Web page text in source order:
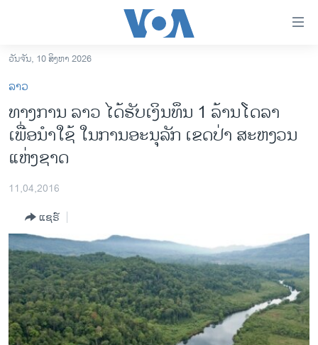
ເຂົ້າ
ຫາ
ຂ້າມ
ຂ້າມ
ໄປ
ຫາ
ຊອກ
ອາເມຣິກາ
ການເລືອກຕັ້ງ ປະທານາທີບໍດີ ສະຫະລັດ 2024
ອິດສະຫຼະພາບດ້ານການຂ່າວ
ຊີວິດຊາວລາວ
ຊຸມຊົນຊາວລາວ
ວິທະຍາສາດ-ເທັກໂນໂລຈີ
ວັນຈັນ, 10 ສິງຫາ 2026
ລາວ
ທາງການ ລາວ ໄດ້ຮັບເງິນທຶນ 1 ລ້ານໂດລາ
ເພື່ອນຳໃຊ້ ໃນການອະນຸລັກ ເຂດປ່າ ສະຫງວນ
ແຫ່ງຊາດ
11,04,2016
ແຊຣ໌